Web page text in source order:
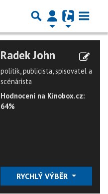
Radek John
politik, publicista, spisovatel a
scénárista
Hodnocení na Kinobox.cz:
64%
RYCHLÝ VÝBĚR